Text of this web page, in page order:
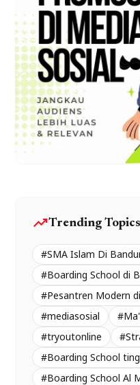
trending_upTrending Topics
#SMA Islam Di
#Boarding School di
#Pesantren Modern
#mediasosial
#tryoutonline
#Boarding School
#Boarding School Al